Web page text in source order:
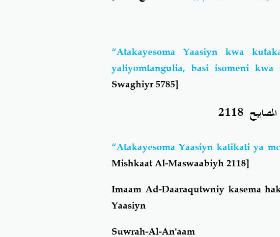
“Atakayesoma Yaasiyn kwa
yaliyomtangulia, basi isomeni kwa
Swaghiyr5785]
2118
“Atakayesoma Yaasiyn katikati ya
Mishkaat Al-Maswaabiyh 2118]
Imaam Ad-Daaraqutwniy kasema
Yaasiyn
Suwrah-Al-An'aam